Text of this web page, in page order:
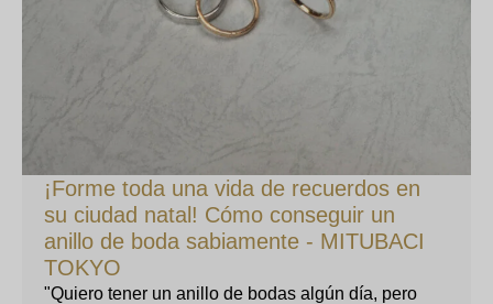
¡Forme toda una vida de recuerdos en
su ciudad natal! Cómo conseguir un
anillo de boda sabiamente - MITUBACI
TOKYO
"Quiero tener un anillo de bodas algún día, pero